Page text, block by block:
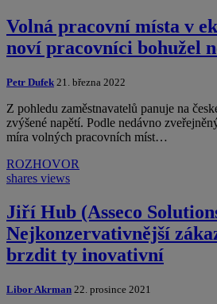
Volná pracovní místa v
noví pracovníci bohužel
Petr Dufek 21. března 2022
Z pohledu zaměstnavatelů panuje na
zvýšené napětí. Podle nedávno
míra volných pracovních míst…
ROZHOVOR
shares views
Jiří Hub (Asseco
Nejkonzervativnější
brzdit ty inovativní
Libor Akrman 22. prosince 2021